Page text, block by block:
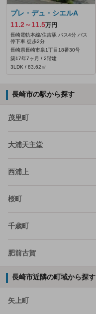
プレ・デュ・シエルA
11.2～11.5万円
長崎電軌本線/住吉駅 バス4分 バス
停下車 徒歩2分
長崎県長崎市泉1丁目18番30号
築17年7ヶ月 / 2階建
3LDK / 83.62㎡
長崎市の駅から探す
茂里町
大浦天主堂
西浦上
桜町
千歳町
肥前古賀
長崎市近隣の町域から探す
矢上町